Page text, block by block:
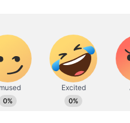
के क्षेत्र में कार्यरत। कुल
में परास्नातक की डिग्री के
साथ सामाजिक मुद्दों पर लिखने की
(DB DIGITAL) जैसे मीडिया